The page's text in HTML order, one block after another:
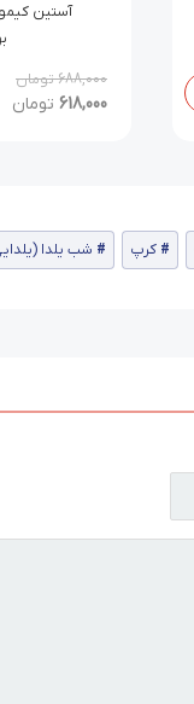
آستین
688,000تومان
618,000 تومان
کرپ شب یلدا